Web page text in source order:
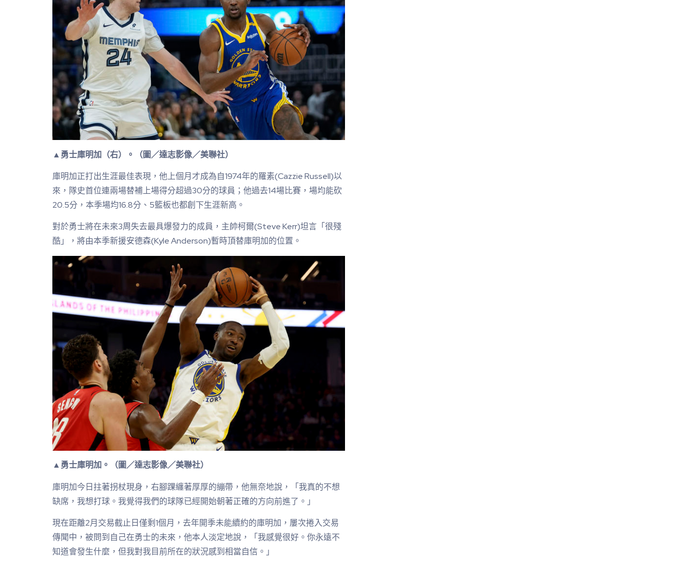
▲勇士庫明加（右）。（圖／達志影像／美聯社）
庫明加正打出生涯最佳表現，他上個月才成為自1974年的羅素(Cazzie Russell)以
來，隊史首位連兩場替補上場得分超過30分的球員；他過去14場比賽，場均能砍
20.5分，本季場均16.8分、5籃板也都創下生涯新高。
對於勇士將在未來3周失去最具爆發力的成員，主帥柯爾(Steve Kerr)坦言「很殘
酷」，將由本季新援安德森(Kyle Anderson)暫時頂替庫明加的位置。
▲勇士庫明加。（圖／達志影像／美聯社）
庫明加今日拄著拐杖現身，右腳踝纏著厚厚的繃帶，他無奈地說，「我真的不想
缺席，我想打球。我覺得我們的球隊已經開始朝著正確的方向前進了。」
現在距離2月交易截止日僅剩1個月，去年開季未能續約的庫明加，屢次捲入交易
傳聞中，被問到自己在勇士的未來，他本人淡定地說，「我感覺很好。你永遠不
知道會發生什麼，但我對我目前所在的狀況感到相當自信。」